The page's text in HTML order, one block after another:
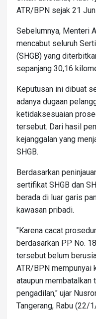
ATR/BPN sejak 21
Sebelumnya, Menteri
mencabut seluruh
(SHGB) yang
sepanjang 30,16
Keputusan ini dibuat
adanya dugaan
ketidaksesuaian
tersebut. Dari hasil
kejanggalan yang
SHGB.
Berdasarkan
sertifikat SHGB dan
berada di luar garis
kawasan pribadi.
"Karena cacat
berdasarkan PP No.
tersebut belum
ATR/BPN mempunyai
ataupun membatalkan
pengadilan," ujar
Tangerang, Rabu (22/